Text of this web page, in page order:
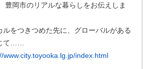
豊岡市のリアルな暮らしをお伝えしま
ルをつきつめた先に、グローバルがある
て……
www.city.toyooka.lg.jp/index.html